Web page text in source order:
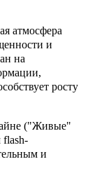
атмосфера
и
на
росту
("Живые"
flash-
и